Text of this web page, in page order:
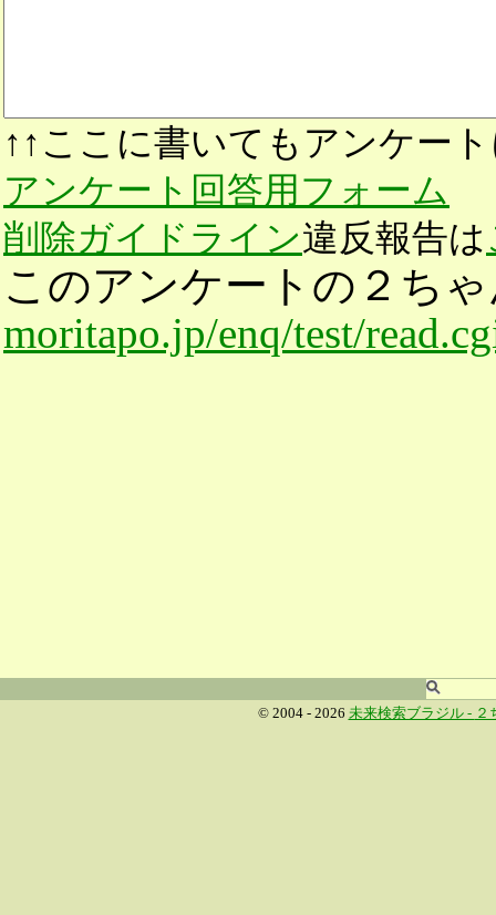
↑↑ここに書いてもアンケー
アンケート回答用フォーム
削除ガイドライン違反報告は
このアンケートの２ち
moritapo.jp/enq/test/
© 2004 - 2026 未来検索ブラジル - ２